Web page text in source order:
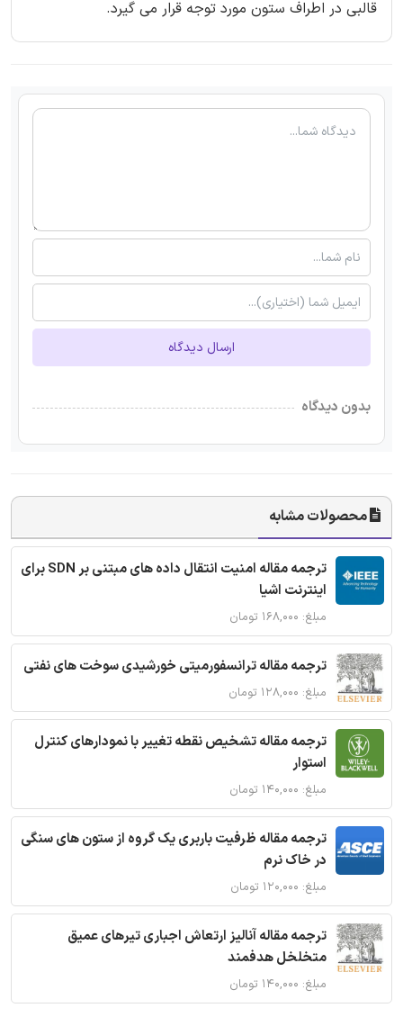
قالبی در اطراف ستون مورد توجه قرار می گیرد.
ارسال دیدگاه
بدون دیدگاه
محصولات مشابه
ترجمه مقاله امنیت انتقال داده های مبتنی بر SDN برای
اینترنت اشیا
مبلغ: ۱۶۸,۰۰۰ تومان
ترجمه مقاله ترانسفورمیتی خورشیدی سوخت های نفتی
مبلغ: ۱۲۸,۰۰۰ تومان
ترجمه مقاله تشخیص نقطه تغییر با نمودارهای کنترل
استوار
مبلغ: ۱۴۰,۰۰۰ تومان
ترجمه مقاله ظرفیت باربری یک گروه از ستون های سنگی
در خاک نرم
مبلغ: ۱۲۰,۰۰۰ تومان
ترجمه مقاله آنالیز ارتعاش اجباری تیرهای عمیق
متخلخل هدفمند
مبلغ: ۱۴۰,۰۰۰ تومان